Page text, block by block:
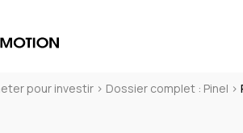
pour investir > Dossier complet : Pinel >